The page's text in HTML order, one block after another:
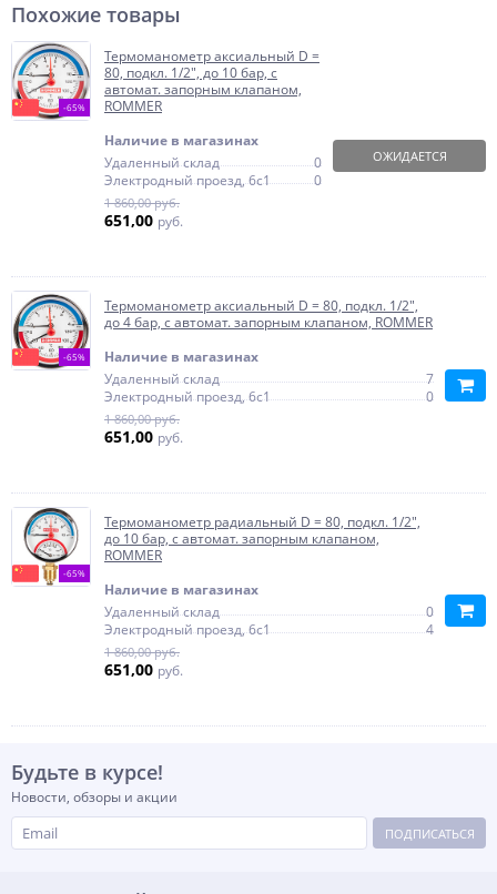
Похожие товары
-65%
Термоманометр аксиальный D =
80, подкл. 1/2", до 10 бар, с
автомат. запорным клапаном,
ROMMER
Наличие в магазинах
Удаленный склад
0
Электродный проезд, 6с1
0
1 860,00 руб.
651,00 руб.
ОЖИДАЕТСЯ
-65%
Термоманометр аксиальный D = 80, подкл. 1/2",
до 4 бар, с автомат. запорным клапаном, ROMMER
Наличие в магазинах
Удаленный склад
7
Электродный проезд, 6с1
0
1 860,00 руб.
651,00 руб.
-65%
Термоманометр радиальный D = 80, подкл. 1/2",
до 10 бар, с автомат. запорным клапаном,
ROMMER
Наличие в магазинах
Удаленный склад
0
Электродный проезд, 6с1
4
1 860,00 руб.
651,00 руб.
Будьте в курсе!
Новости, обзоры и акции
ПОДПИСАТЬСЯ